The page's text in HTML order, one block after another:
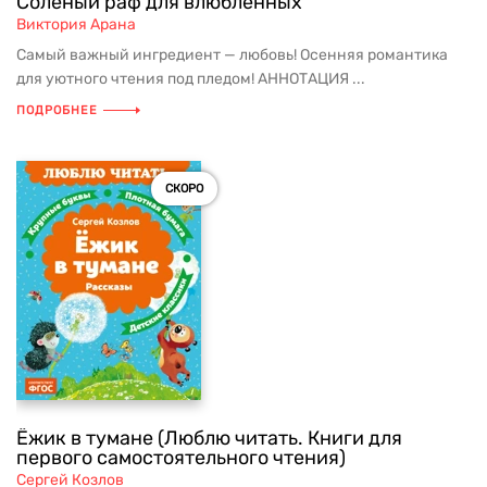
Виктория Арана
Самый важный ингредиент — любовь! Осенняя романтика
для уютного чтения под пледом! АННОТАЦИЯ ...
ПОДРОБНЕЕ
СКОРО
Ёжик в тумане (Люблю читать. Книги для
первого самостоятельного чтения)
Сергей Козлов